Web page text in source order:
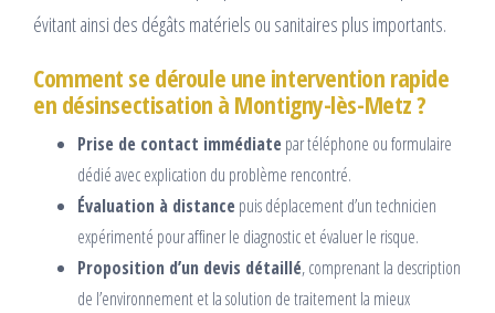
évitant ainsi des dégâts matériels ou sanitaires plus importants.
Comment se déroule une intervention rapide
en désinsectisation à Montigny-lès-Metz ?
Prise de contact immédiate par téléphone ou formulaire
dédié avec explication du problème rencontré.
Évaluation à distance puis déplacement d’un technicien
expérimenté pour affiner le diagnostic et évaluer le risque.
Proposition d’un devis détaillé, comprenant la description
de l’environnement et la solution de traitement la mieux